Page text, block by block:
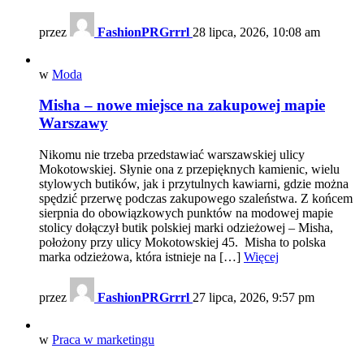
przez FashionPRGrrrl 28 lipca, 2026, 10:08 am
w Moda
Misha – nowe miejsce na zakupowej mapie
Warszawy
Nikomu nie trzeba przedstawiać warszawskiej ulicy
Mokotowskiej. Słynie ona z przepięknych kamienic, wielu
stylowych butików, jak i przytulnych kawiarni, gdzie można
spędzić przerwę podczas zakupowego szaleństwa. Z końcem
sierpnia do obowiązkowych punktów na modowej mapie
stolicy dołączył butik polskiej marki odzieżowej – Misha,
położony przy ulicy Mokotowskiej 45. Misha to polska
marka odzieżowa, która istnieje na […] Więcej
przez FashionPRGrrrl 27 lipca, 2026, 9:57 pm
w Praca w marketingu